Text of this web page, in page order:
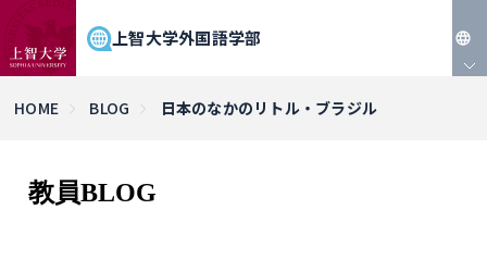
上智大学外国語学部
HOME BLOG 日本のなかのリトル・ブラジル
教員BLOG